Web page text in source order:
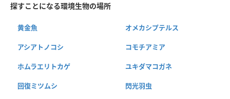
探すことになる環境生物の場所
黄金魚 オメカシプテルス
アシアトノコシ コモチアミア
ホムラエリトカゲ ユキダマコガネ
回復ミツムシ 閃光羽虫